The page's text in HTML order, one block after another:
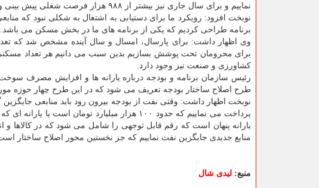
نماییم و برای سال جاری نیز بیشتر از ۹۸۸ هزار فرصت شغلی پیش بینی و همین میزان شغل نیز برای سال آینده در نظر گرفته شده است.
نوبخت افزود: رویكرد ما برای دستیابی به اشتغال به شكلی نبود كه
برنامه طراحی كردیم كه یكی از برنامه های ما در بخش مسكن می باشد.
وی اظهار داشت: برای پارسال، امسال و سال آینده مشخص شد كه
برای محرومان تحت پوشش بسازیم بدین سبب می دانیم هر تعداد
كشاورزی و صنعت نیز وجود دارد.
رئیس سازمان برنامه و بودجه درباره یارانه ها و افزایش مصرف
طرح اصلاح ساختار بودجه تعریف می شود كه در این طرح چهار حوزه
نوبخت اظهار داشت: وقتی نفت از بودجه بیرون رود باید منابعی
یارانه پنهان است كه رقم قابل توجهی را شامل می شود كه در كالاها و
منابع جدیدی جایگزین نفت نماییم كه جز نخستین محور اصلاح ساختار
منبع: لیدی شال